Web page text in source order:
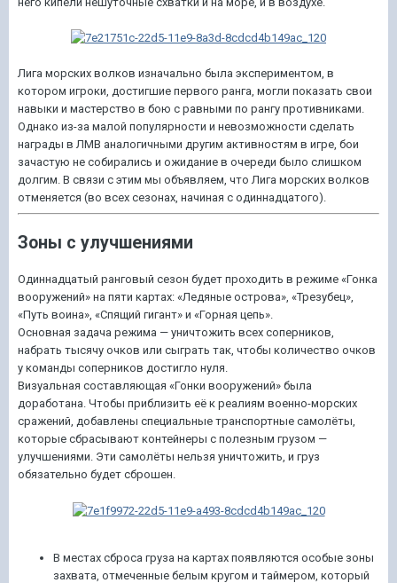
Лига морских волков изначально была экспериментом, в
котором игроки, достигшие первого ранга, могли показать свои
навыки и мастерство в бою с равными по рангу противниками.
Однако из-за малой популярности и невозможности сделать
награды в ЛМВ аналогичными другим активностям в игре, бои
зачастую не собирались и ожидание в очереди было слишком
долгим. В связи с этим мы объявляем, что Лига морских волков
отменяется (во всех сезонах, начиная с одиннадцатого).
Зоны с улучшениями
Одиннадцатый ранговый сезон будет проходить в режиме «Гонка
вооружений» на пяти картах: «Ледяные острова», «Трезубец»,
«Путь воина», «Спящий гигант» и «Горная цепь».
Основная задача режима — уничтожить всех соперников,
набрать тысячу очков или сыграть так, чтобы количество очков
у команды соперников достигло нуля.
Визуальная составляющая «Гонки вооружений» была
доработана. Чтобы приблизить её к реалиям военно-морских
сражений, добавлены специальные транспортные самолёты,
которые сбрасывают контейнеры с полезным грузом —
улучшениями. Эти самолёты нельзя уничтожить, и груз
обязательно будет сброшен.
В местах сброса груза на картах появляются особые зоны
захвата, отмеченные белым кругом и таймером, который